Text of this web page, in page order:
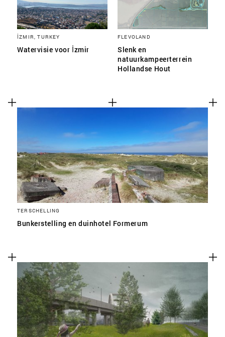
İZMIR, TURKEY
Watervisie voor İzmir
FLEVOLAND
Slenk en
natuurkampeerterrein
Hollandse Hout
TERSCHELLING
Bunkerstelling en duinhotel Formerum